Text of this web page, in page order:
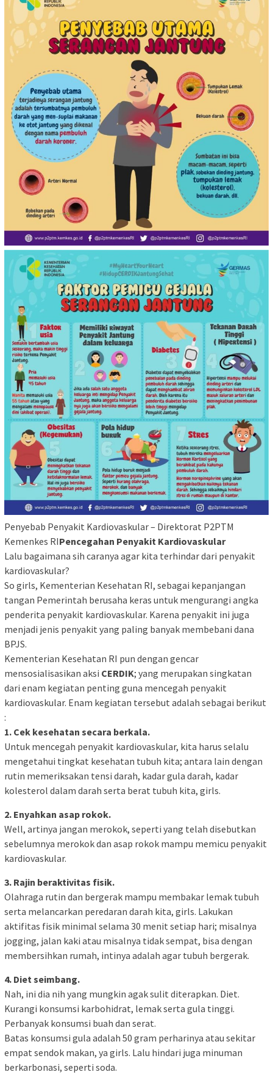
Penyebab Penyakit Kardiovaskular – Direktorat P2PTM
Kemenkes RIPencegahan Penyakit Kardiovaskular
Lalu bagaimana sih caranya agar kita terhindar dari penyakit
kardiovaskular?
So girls, Kementerian Kesehatan RI, sebagai kepanjangan
tangan Pemerintah berusaha keras untuk mengurangi angka
penderita penyakit kardiovaskular. Karena penyakit ini juga
menjadi jenis penyakit yang paling banyak membebani dana
BPJS.
Kementerian Kesehatan RI pun dengan gencar
mensosialisasikan aksi CERDIK; yang merupakan singkatan
dari enam kegiatan penting guna mencegah penyakit
kardiovaskular. Enam kegiatan tersebut adalah sebagai berikut
:
1. Cek kesehatan secara berkala.
Untuk mencegah penyakit kardiovaskular, kita harus selalu
mengetahui tingkat kesehatan tubuh kita; antara lain dengan
rutin memeriksakan tensi darah, kadar gula darah, kadar
kolesterol dalam darah serta berat tubuh kita, girls.
2. Enyahkan asap rokok.
Well, artinya jangan merokok, seperti yang telah disebutkan
sebelumnya merokok dan asap rokok mampu memicu penyakit
kardiovaskular.
3. Rajin beraktivitas fisik.
Olahraga rutin dan bergerak mampu membakar lemak tubuh
serta melancarkan peredaran darah kita, girls. Lakukan
aktifitas fisik minimal selama 30 menit setiap hari; misalnya
jogging, jalan kaki atau misalnya tidak sempat, bisa dengan
membersihkan rumah, intinya adalah agar tubuh bergerak.
4. Diet seimbang.
Nah, ini dia nih yang mungkin agak sulit diterapkan. Diet.
Kurangi konsumsi karbohidrat, lemak serta gula tinggi.
Perbanyak konsumsi buah dan serat.
Batas konsumsi gula adalah 50 gram perharinya atau sekitar
empat sendok makan, ya girls. Lalu hindari juga minuman
berkarbonasi, seperti soda.